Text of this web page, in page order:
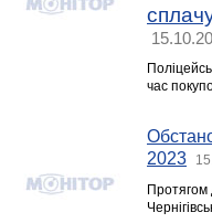
час
2023
Протягом